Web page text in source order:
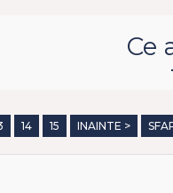
Ce
14 15 INAINTE >